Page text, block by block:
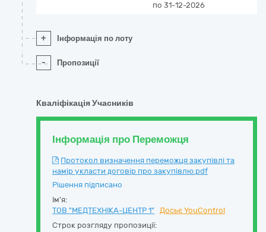
по 31-12-2026
+ Інформація по лоту
- Пропозиції
Кваліфікація Учасників
Інформація про Переможця
Протокол визначення переможця закупівлі та
намір укласти договір про закупівлю.pdf
Рішення підписано
Ім'я:
ТОВ "МЕДТЕХНІКА-ЦЕНТР 1"
Досьє YouControl
Строк розгляду пропозиції: